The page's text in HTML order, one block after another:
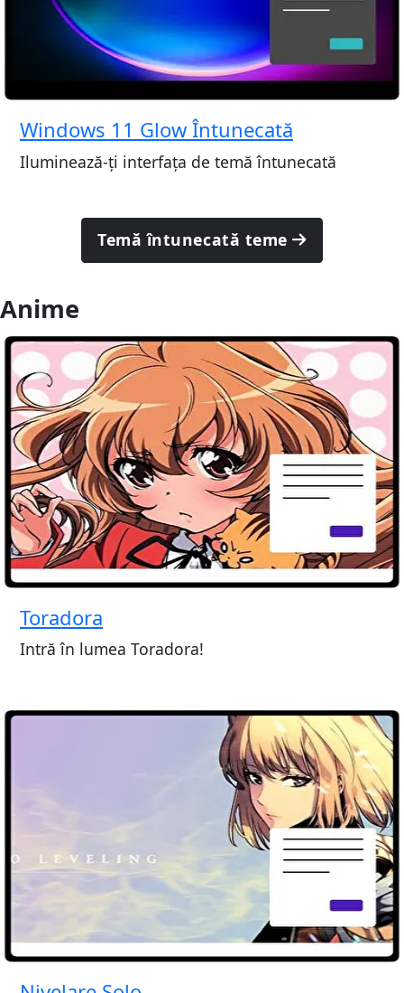
Windows 11 Glow Întunecată
Iluminează-ți interfața de temă întunecată
Temă întunecată teme
Anime
Toradora
Intră în lumea Toradora!